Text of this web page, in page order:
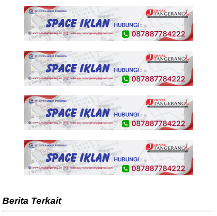
Berita Terkait